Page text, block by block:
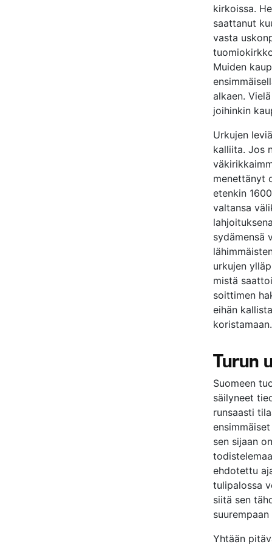
kirkoissa.
saattanut
vasta
Muiden
alkaen.
joihinkin
Urkujen
kalliita. Jos
menettänyt
etenkin
valtansa
sydämensä
urkujen
mistä
soittimen
eihän
koristamaan.
Turun
Suomeen
säilyneet
runsaasti
sen sijaan
ehdotettu
tulipalossa
siitä sen
Yhtään